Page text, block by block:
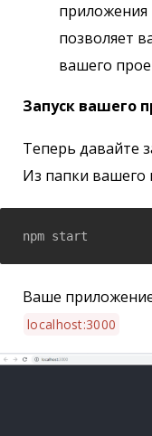
приложения
позволяет
вашего
Запуск вашего
Теперь давайте
Из папки вашего
npm start
Ваше приложение
localhost:3000